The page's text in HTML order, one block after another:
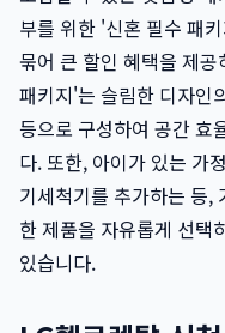
부를 위한 '신혼 필수 패
묶어 큰 할인 혜택을 제
패키지'는 슬림한 디자인
등으로 구성하여 공간 효
다. 또한, 아이가 있는 가
기세척기를 추가하는 등,
한 제품을 자유롭게 선택
있습니다.